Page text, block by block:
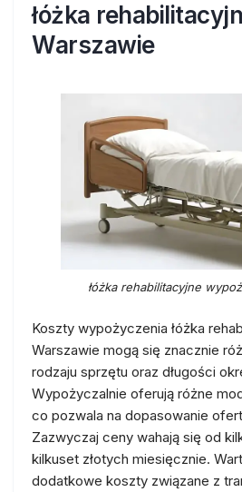
łóżka
Warszawie
łóżka rehabilitacyjne
Koszty wypożyczenia łóżka
Warszawie mogą się znacznie
rodzaju sprzętu oraz długości
Wypożyczalnie oferują różne
co pozwala na dopasowanie
Zazwyczaj ceny wahają się od
kilkuset złotych miesięcznie.
dodatkowe koszty związane z